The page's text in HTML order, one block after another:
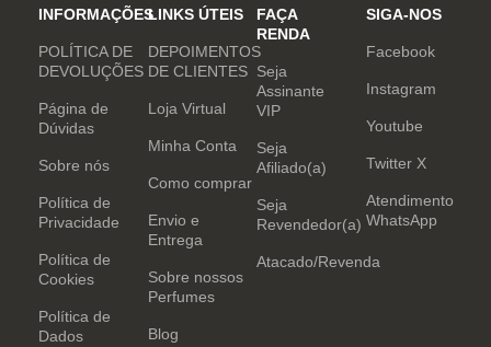
e determinação.
INFORMAÇÕES
POLÍTICA DE
DEVOLUÇÕES
Página de
Dúvidas
Sobre nós
Política de
Privacidade
Política de
Cookies
Política de
Dados
LINKS ÚTEIS
DEPOIMENTOS
DE CLIENTES
Loja Virtual
Minha Conta
Como comprar
Envio e
Entrega
Sobre nossos
Perfumes
Blog
FAÇA
RENDA
Seja
Assinante
VIP
Seja
Afiliado(a)
Seja
Revendedor(a)
Atacado/Revenda
SIGA-NOS
Facebook
Instagram
Youtube
Twitter X
Atendimento
WhatsApp